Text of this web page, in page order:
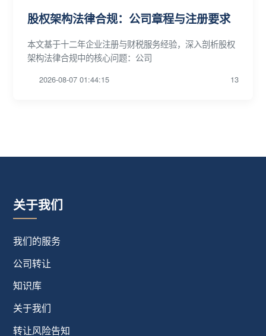
股权架构法律合规：公司章程与注册要求
本文基于十二年企业注册与财税服务经验，深入剖析股权
架构法律合规中的核心问题：公司
2026-08-07 01:44:15 13
关于我们
我们的服务
公司转让
知识库
关于我们
转让风险告知